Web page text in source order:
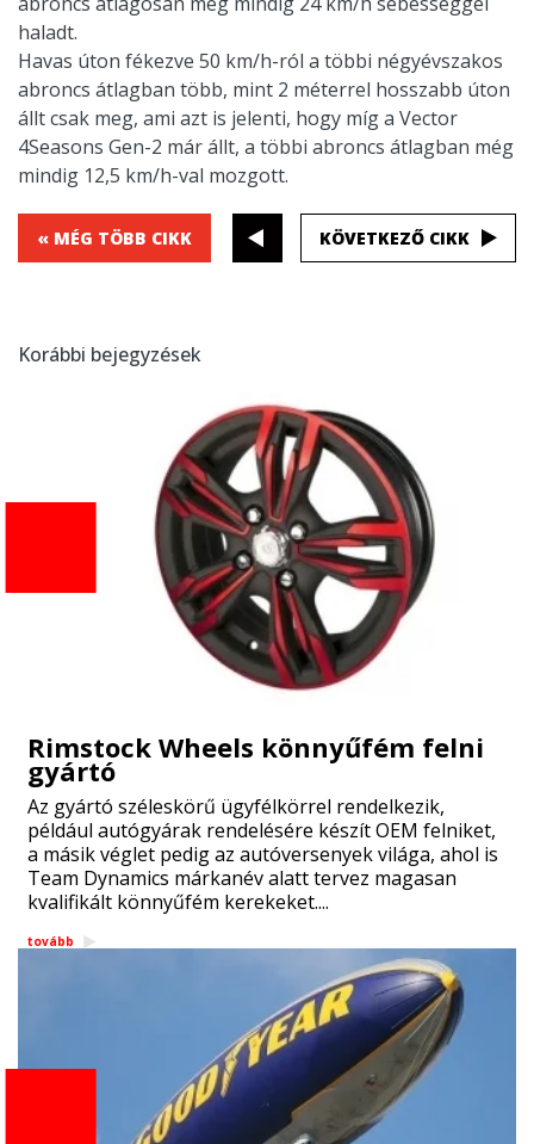
haladt.
Havas úton fékezve 50 km/h-ról a többi négyévszakos
abroncs átlagban több, mint 2 méterrel hosszabb úton
állt csak meg, ami azt is jelenti, hogy míg a Vector
4Seasons Gen-2 már állt, a többi abroncs átlagban még
mindig 12,5 km/h-val mozgott.
« MÉG TÖBB CIKK KÖVETKEZŐ CIKK
Korábbi bejegyzések
Rimstock Wheels könnyűfém felni
gyártó
Az gyártó széleskörű ügyfélkörrel rendelkezik,
például autógyárak rendelésére készít OEM felniket,
a másik véglet pedig az autóversenyek világa, ahol is
Team Dynamics márkanév alatt tervez magasan
kvalifikált könnyűfém kerekeket....
tovább